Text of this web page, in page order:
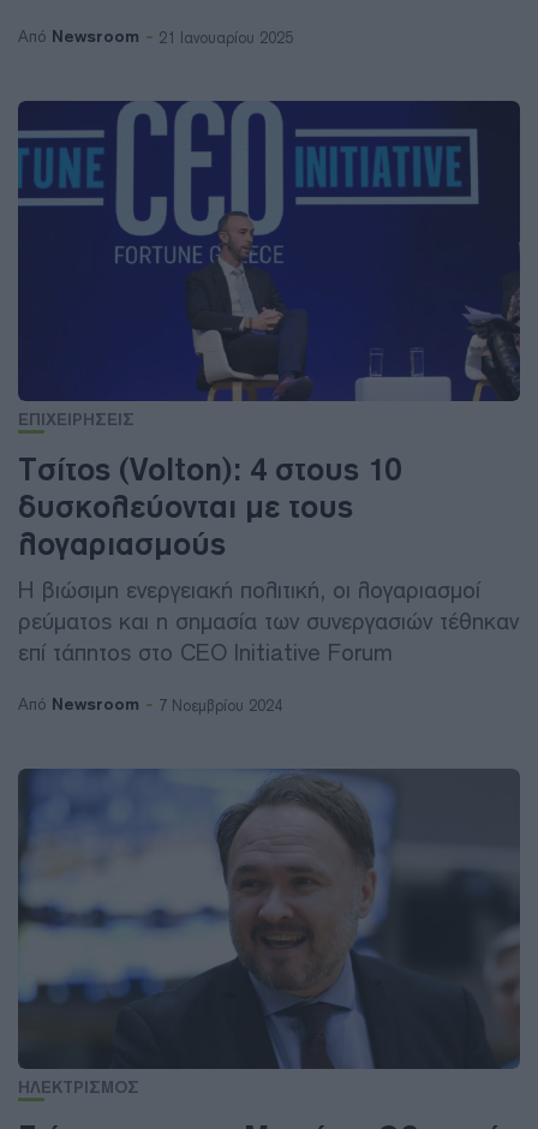
Από Newsroom 21 Ιανουαρίου 2025
ΕΠΙΧΕΙΡΗΣΕΙΣ
Τσίτος (Volton): 4 στους 10
δυσκολεύονται με τους
λογαριασμούς
Η βιώσιμη ενεργειακή πολιτική, οι λογαριασμοί
ρεύματος και η σημασία των συνεργασιών τέθηκαν
επί τάπητος στο CEO Initiative Forum
Από Newsroom 7 Νοεμβρίου 2024
ΗΛΕΚΤΡΙΣΜΟΣ